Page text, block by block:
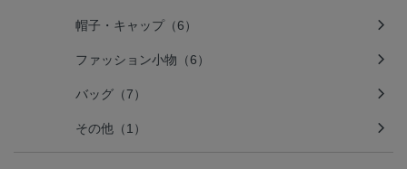
帽子・キャップ（6）
ファッション小物（6）
バッグ（7）
その他（1）